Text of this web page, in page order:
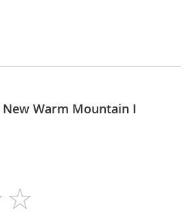
Warm Mountain I
4
stars